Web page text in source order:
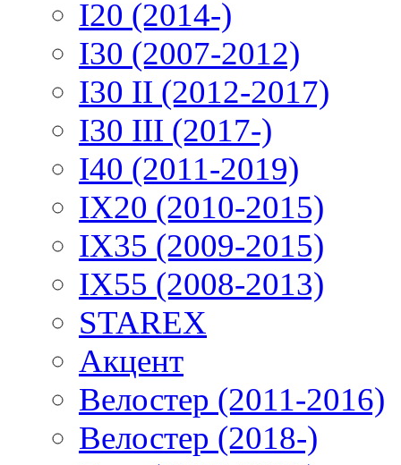
I20 (2014-)
I30 (2007-2012)
I30 II (2012-2017)
I30 III (2017-)
I40 (2011-2019)
IX20 (2010-2015)
IX35 (2009-2015)
IX55 (2008-2013)
STAREX
Акцент
Велостер (2011-2016)
Велостер (2018-)